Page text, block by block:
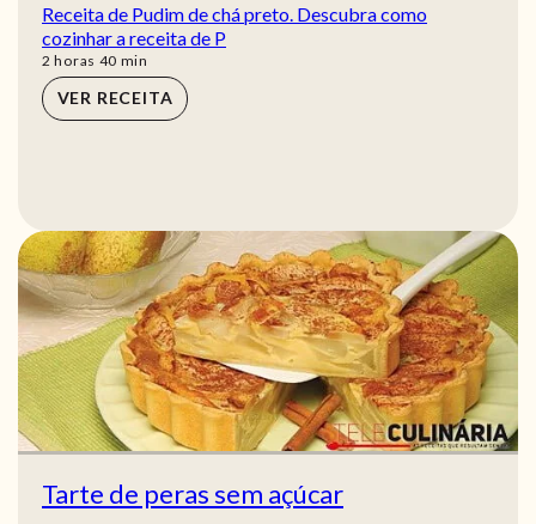
Receita de Pudim de chá preto. Descubra como
cozinhar a receita de P
2 horas
horas 40 min
min
VER RECEITA
Tarte de peras sem açúcar